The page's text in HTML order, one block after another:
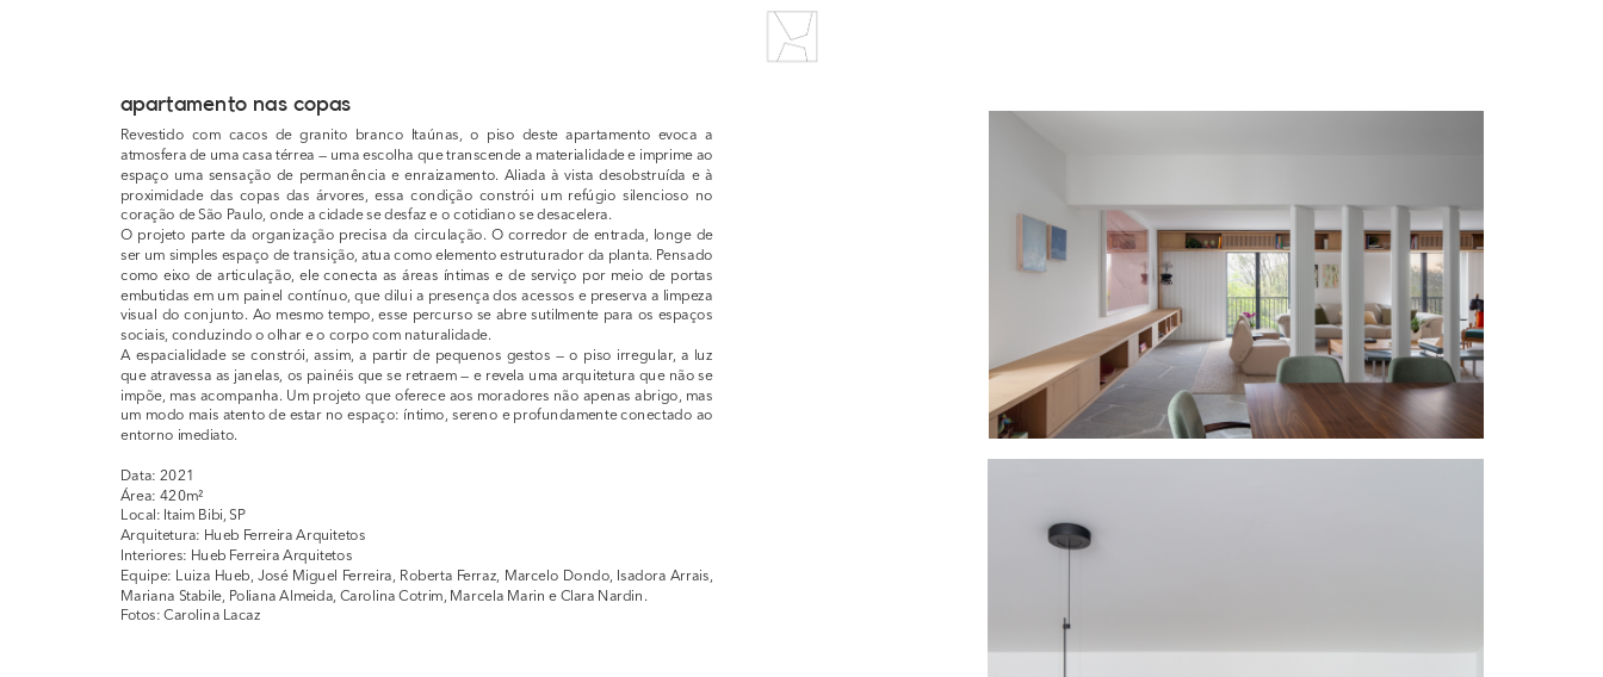
apartamento nas copas
Revestido com cacos de granito branco Itaúnas, o piso deste apartamento evoca a
atmosfera de uma casa térrea — uma escolha que transcende a materialidade e imprime ao
espaço uma sensação de permanência e enraizamento. Aliada à vista desobstruída e à
proximidade das copas das árvores, essa condição constrói um refúgio silencioso no
coração de São Paulo, onde a cidade se desfaz e o cotidiano se desacelera.
O projeto parte da organização precisa da circulação. O corredor de entrada, longe de
ser um simples espaço de transição, atua como elemento estruturador da planta. Pensado
como eixo de articulação, ele conecta as áreas íntimas e de serviço por meio de portas
embutidas em um painel contínuo, que dilui a presença dos acessos e preserva a limpeza
visual do conjunto. Ao mesmo tempo, esse percurso se abre sutilmente para os espaços
sociais, conduzindo o olhar e o corpo com naturalidade.
A espacialidade se constrói, assim, a partir de pequenos gestos — o piso irregular, a luz
que atravessa as janelas, os painéis que se retraem — e revela uma arquitetura que não se
impõe, mas acompanha. Um projeto que oferece aos moradores não apenas abrigo, mas
um modo mais atento de estar no espaço: íntimo, sereno e profundamente conectado ao
entorno imediato.
Data: 2021
Área: 420m²
Local: Itaim Bibi, SP
Arquitetura: Hueb Ferreira Arquitetos
Interiores: Hueb Ferreira Arquitetos
Equipe: Luiza Hueb, José Miguel Ferreira, Roberta Ferraz, Marcelo Dondo, Isadora Arrais,
Mariana Stabile, Poliana Almeida, Carolina Cotrim, Marcela Marin e Clara Nardin.
Fotos: Carolina Lacaz